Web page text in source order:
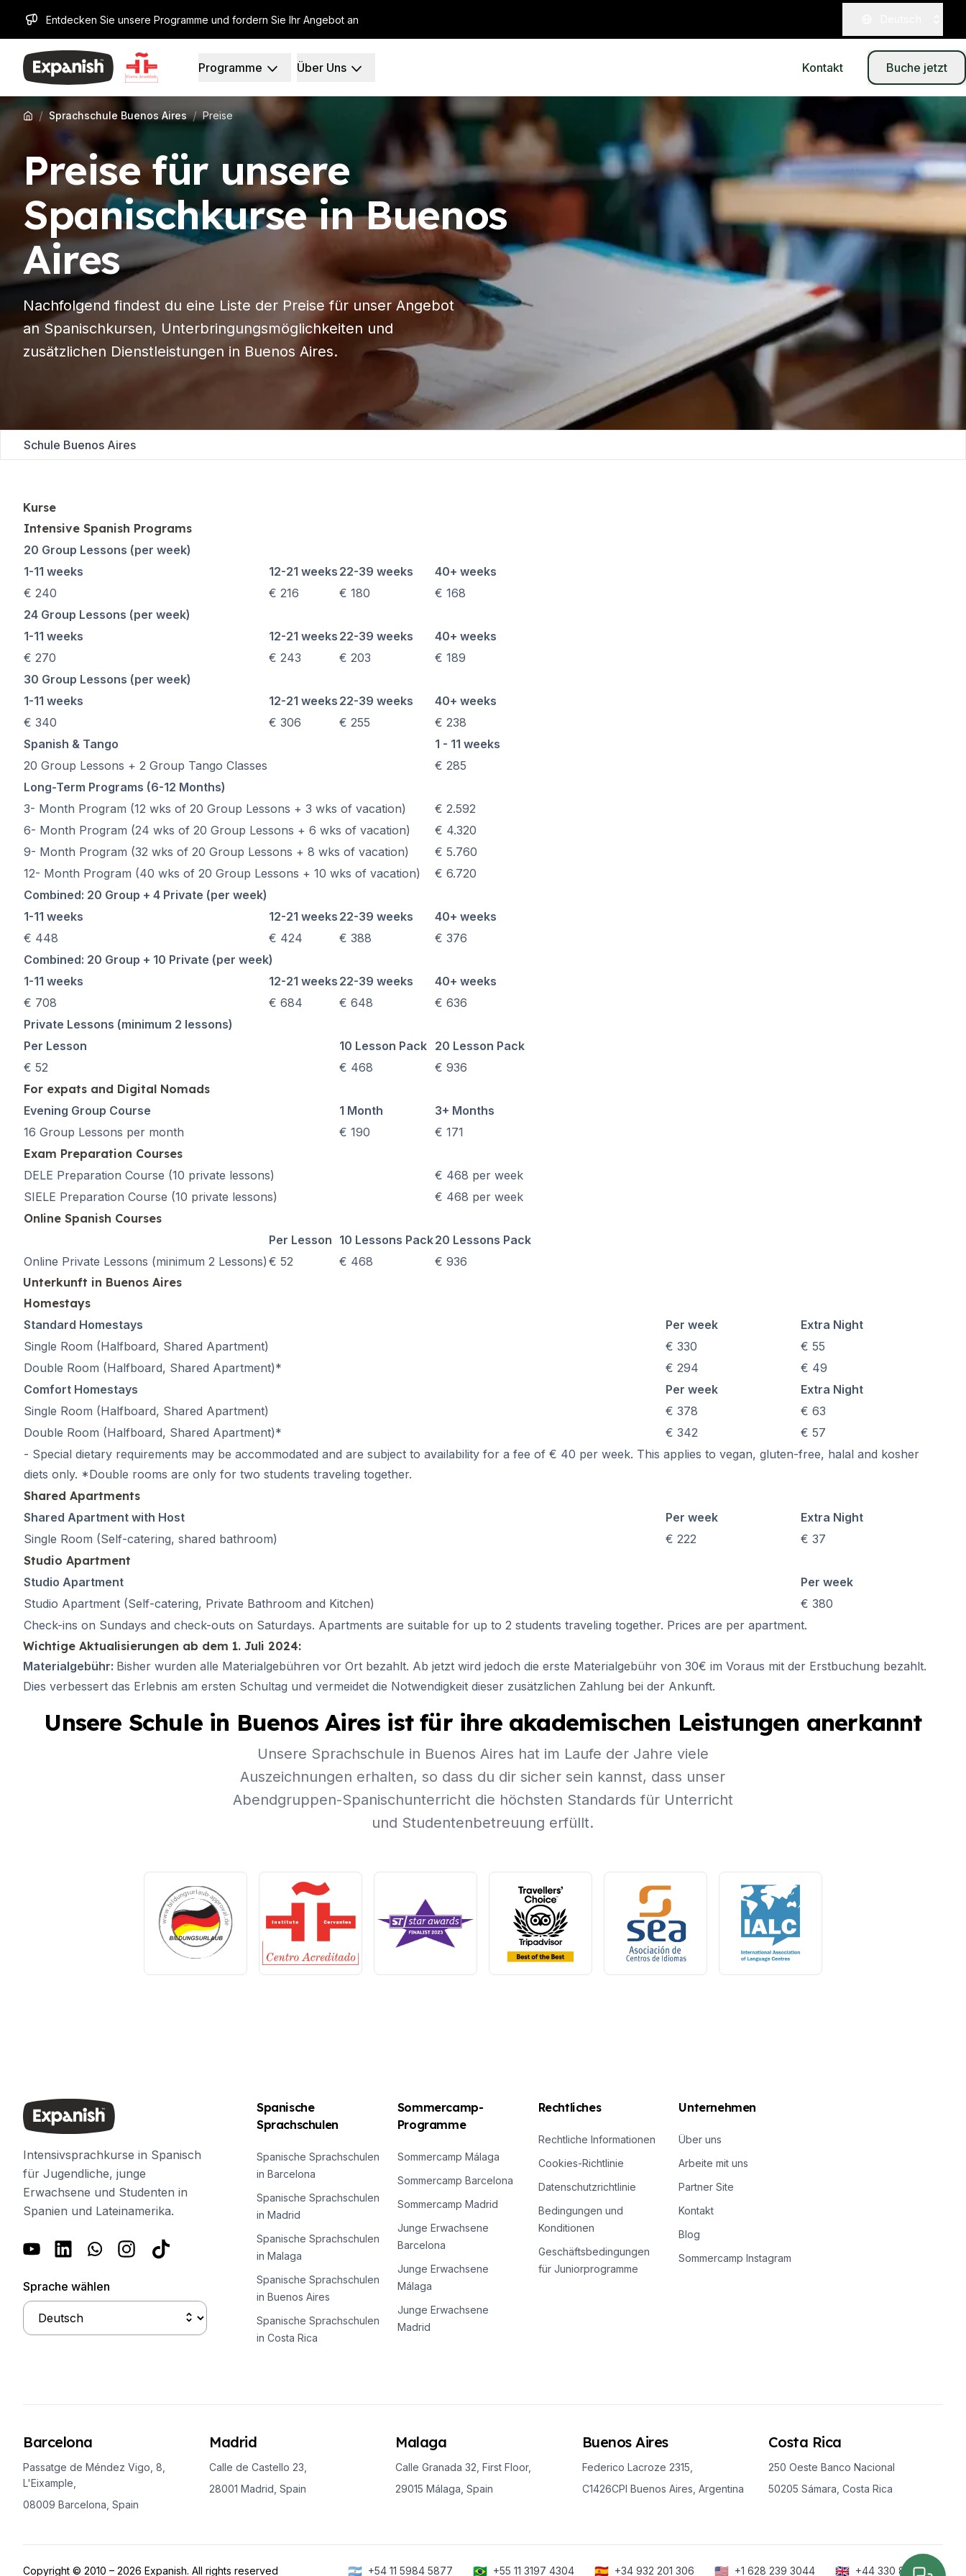
Entdecken Sie unsere Programme und fordern Sie Ihr Angebot an
Spanischschulen
Barcelona
Spanischschule in Barcelona
Gruppen-Spanischunterricht
Abendlicher Gruppenkurs
Langzeitkurse
30+ Programm
50+ Programm
Prüfungsvorbereitung DELE
Prüfungsvorbereitung SIELE
Spanischschule Madrid
Gruppen-Spanischunterricht
Abendlicher Gruppenkurs
Langzeitkurse
Privatunterricht
Abendlicher Gruppenkurs
Prüfungsvorbereitung DELE
Privatunterricht
Spanischschule in Costa Rica
Intensivgruppenkurs
Langzeitkurse
Privater Spanischunterricht
Programme nach Alter
16-20 Jahre
Gruppen-Spanischunterricht
Gruppen-Spanischunterricht
Abendlicher Gruppenkurs
Privatunterricht
Online-Spanischkurse
Bildungsurlaub
Prüfungsvorbereitung DELE
Gruppen-Spanischunterricht
Bildungsurlaub
Prüfungsvorbereitung DELE
Über 50 Programme, saisonale Kurse
Abendlicher Gruppenkurs
Prüfungsvorbereitung SIELE
Bildungsurlaub
Madrid
Málaga
Buenos Aires
Costa Rica
Sommercamps
Junge Erwachsene
Málaga
Sommercamp
Junge Erwachsene
Costa Rica
Sommercamp
Programme nach Alter
Sommercamps (12-17 Jahre)
Barcelona
Costa Rica
Junge Erwachsene (16-20 Jahre)
Programme
Unsere Geschichte
Unser Team
Unsere Wirkung
Warum Expanish
Lehrmethoden
Akkreditierungen
Gesundheit und Sicherheit
Nachhaltigkeit
Studentenerfahrung
Partner
Arbeiten Sie mit uns zusammen
Über Uns Kontakt Buche jetzt
/ Sprachschule Buenos Aires / Preise
Preise für unsere
Spanischkurse in Buenos
Aires
Nachfolgend findest du eine Liste der Preise für unser Angebot
an Spanischkursen, Unterbringungsmöglichkeiten und
zusätzlichen Dienstleistungen in Buenos Aires.
Schule Buenos Aires
Kurse
Intensive Spanish Programs
20 Group Lessons (per week)
1-11 weeks
12-21 weeks 22-39 weeks
40+ weeks
€ 240
€ 216 € 180
€ 168
24 Group Lessons (per week)
1-11 weeks
12-21 weeks 22-39 weeks
40+ weeks
€ 270
€ 243 € 203
€ 189
30 Group Lessons (per week)
1-11 weeks
12-21 weeks 22-39 weeks
40+ weeks
€ 340
€ 306 € 255
€ 238
Spanish & Tango
1 - 11 weeks
20 Group Lessons + 2 Group Tango Classes
€ 285
Long-Term Programs (6-12 Months)
3- Month Program (12 wks of 20 Group Lessons + 3 wks of vacation)
€ 2.592
6- Month Program (24 wks of 20 Group Lessons + 6 wks of vacation)
€ 4.320
9- Month Program (32 wks of 20 Group Lessons + 8 wks of vacation)
€ 5.760
12- Month Program (40 wks of 20 Group Lessons + 10 wks of vacation)
€ 6.720
Combined: 20 Group + 4 Private (per week)
1-11 weeks
12-21 weeks 22-39 weeks
40+ weeks
€ 448
€ 424 € 388
€ 376
Combined: 20 Group + 10 Private (per week)
1-11 weeks
12-21 weeks 22-39 weeks
40+ weeks
€ 708
€ 684 € 648
€ 636
Private Lessons (minimum 2 lessons)
Per Lesson
10 Lesson Pack 20 Lesson Pack
€ 52
€ 468
€ 936
For expats and Digital Nomads
Evening Group Course
1 Month
3+ Months
16 Group Lessons per month
€ 190
€ 171
Exam Preparation Courses
DELE Preparation Course (10 private lessons)
€ 468 per week
SIELE Preparation Course (10 private lessons)
€ 468 per week
Online Spanish Courses
Per Lesson 10 Lessons Pack20 Lessons Pack
Online Private Lessons (minimum 2 Lessons) € 52 € 468
€ 936
Unterkunft in Buenos Aires
Homestays
Standard Homestays
Per week
Extra Night
Single Room (Halfboard, Shared Apartment) € 330
€ 55
Double Room (Halfboard, Shared Apartment)* € 294
€ 49
Comfort Homestays
Per week
Extra Night
Single Room (Halfboard, Shared Apartment) € 378
€ 63
Double Room (Halfboard, Shared Apartment)* € 342
€ 57
- Special dietary requirements may be accommodated and are subject to availability for a fee of € 40 per week. This applies to vegan, gluten-free, halal and kosher
diets only. *Double rooms are only for two students traveling together.
Shared Apartments
Shared Apartment with Host
Per week
Extra Night
Single Room (Self-catering, shared bathroom) € 222
€ 37
Studio Apartment
Studio Apartment
Per week
Studio Apartment (Self-catering, Private Bathroom and Kitchen)
€ 380
Check-ins on Sundays and check-outs on Saturdays. Apartments are suitable for up to 2 students traveling together. Prices are per apartment.
Wichtige Aktualisierungen ab dem 1. Juli 2024:
Materialgebühr: Bisher wurden alle Materialgebühren vor Ort bezahlt. Ab jetzt wird jedoch die erste Materialgebühr von 30€ im Voraus mit der Erstbuchung bezahlt.
Dies verbessert das Erlebnis am ersten Schultag und vermeidet die Notwendigkeit dieser zusätzlichen Zahlung bei der Ankunft.
Unsere Schule in Buenos Aires ist für ihre akademischen Leistungen anerkannt
Unsere Sprachschule in Buenos Aires hat im Laufe der Jahre viele
Auszeichnungen erhalten, so dass du dir sicher sein kannst, dass unser
Abendgruppen-Spanischunterricht die höchsten Standards für Unterricht
und Studentenbetreuung erfüllt.
Intensivsprachkurse in Spanisch
für Jugendliche, junge
Erwachsene und Studenten in
Spanien und Lateinamerika.
Sprache wählen
Spanische
Sprachschulen
Spanische Sprachschulen
in Barcelona
Spanische Sprachschulen
in Madrid
Spanische Sprachschulen
in Malaga
Spanische Sprachschulen
in Buenos Aires
Spanische Sprachschulen
in Costa Rica
Sommercamp-
Programme
Sommercamp Málaga
Sommercamp Barcelona
Sommercamp Madrid
Junge Erwachsene
Barcelona
Junge Erwachsene
Málaga
Junge Erwachsene
Madrid
Rechtliches
Rechtliche Informationen
Cookies-Richtlinie
Datenschutzrichtlinie
Bedingungen und
Konditionen
Geschäftsbedingungen
für Juniorprogramme
Unternehmen
Über uns
Arbeite mit uns
Partner Site
Kontakt
Blog
Sommercamp Instagram
Barcelona
Passatge de Méndez Vigo, 8,
L'Eixample,
08009 Barcelona, Spain
Madrid
Calle de Castello 23,
28001 Madrid, Spain
Malaga
Calle Granada 32, First Floor,
29015 Málaga, Spain
Buenos Aires
Federico Lacroze 2315,
C1426CPI Buenos Aires, Argentina
Costa Rica
250 Oeste Banco Nacional
50205 Sámara, Costa Rica
Copyright © 2010 – 2026 Expanish. All rights reserved 🇦🇷 +54 11 5984 5877 🇧🇷 +55 11 3197 4304 🇪🇸 +34 932 201 306 🇺🇸 +1 628 239 3044 🇬🇧 +44 330 818 6288